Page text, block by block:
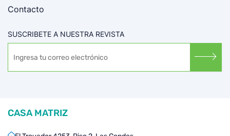
Contacto
SUSCRIBETE A NUESTRA REVISTA
CASA MATRIZ